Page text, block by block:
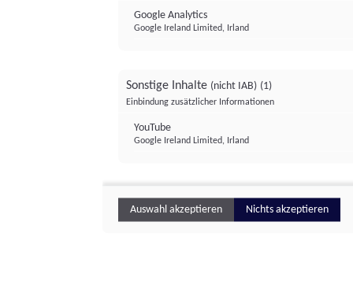
Google Analytics
Google Ireland Limited, Irland
Sonstige Inhalte (nicht IAB) (1)
Einbindung zusätzlicher Informationen
YouTube
Google Ireland Limited, Irland
Auswahl akzeptieren Nichts akzeptieren